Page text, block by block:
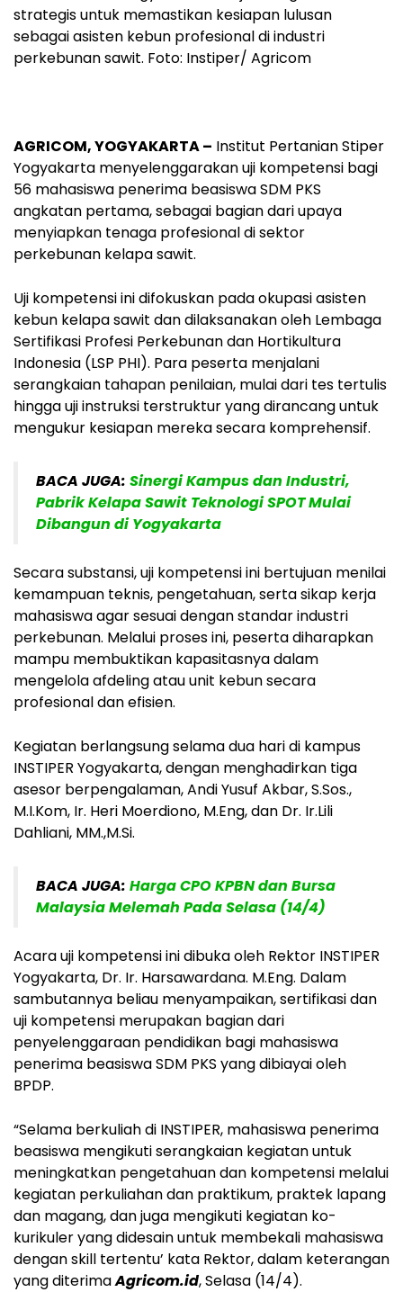
strategis untuk memastikan kesiapan lulusan
sebagai asisten kebun profesional di industri
perkebunan sawit. Foto: Instiper/ Agricom
AGRICOM, YOGYAKARTA – Institut Pertanian Stiper
Yogyakarta menyelenggarakan uji kompetensi bagi
56 mahasiswa penerima beasiswa SDM PKS
angkatan pertama, sebagai bagian dari upaya
menyiapkan tenaga profesional di sektor
perkebunan kelapa sawit.
Uji kompetensi ini difokuskan pada okupasi asisten
kebun kelapa sawit dan dilaksanakan oleh Lembaga
Sertifikasi Profesi Perkebunan dan Hortikultura
Indonesia (LSP PHI). Para peserta menjalani
serangkaian tahapan penilaian, mulai dari tes tertulis
hingga uji instruksi terstruktur yang dirancang untuk
mengukur kesiapan mereka secara komprehensif.
BACA JUGA: Sinergi Kampus dan Industri,
Pabrik Kelapa Sawit Teknologi SPOT Mulai
Dibangun di Yogyakarta
Secara substansi, uji kompetensi ini bertujuan menilai
kemampuan teknis, pengetahuan, serta sikap kerja
mahasiswa agar sesuai dengan standar industri
perkebunan. Melalui proses ini, peserta diharapkan
mampu membuktikan kapasitasnya dalam
mengelola afdeling atau unit kebun secara
profesional dan efisien.
Kegiatan berlangsung selama dua hari di kampus
INSTIPER Yogyakarta, dengan menghadirkan tiga
asesor berpengalaman, Andi Yusuf Akbar, S.Sos.,
M.I.Kom, Ir. Heri Moerdiono, M.Eng, dan Dr. Ir.Lili
Dahliani, MM.,M.Si.
BACA JUGA: Harga CPO KPBN dan Bursa
Malaysia Melemah Pada Selasa (14/4)
Acara uji kompetensi ini dibuka oleh Rektor INSTIPER
Yogyakarta, Dr. Ir. Harsawardana. M.Eng. Dalam
sambutannya beliau menyampaikan, sertifikasi dan
uji kompetensi merupakan bagian dari
penyelenggaraan pendidikan bagi mahasiswa
penerima beasiswa SDM PKS yang dibiayai oleh
BPDP.
“Selama berkuliah di INSTIPER, mahasiswa penerima
beasiswa mengikuti serangkaian kegiatan untuk
meningkatkan pengetahuan dan kompetensi melalui
kegiatan perkuliahan dan praktikum, praktek lapang
dan magang, dan juga mengikuti kegiatan ko-
kurikuler yang didesain untuk membekali mahasiswa
dengan skill tertentu’ kata Rektor, dalam keterangan
yang diterimaAgricom.id, Selasa (14/4).